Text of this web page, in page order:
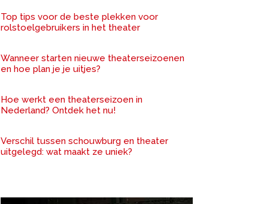
Top tips voor de beste plekken voor
rolstoelgebruikers in het theater
Wanneer starten nieuwe theaterseizoenen
en hoe plan je je uitjes?
Hoe werkt een theaterseizoen in
Nederland? Ontdek het nu!
Verschil tussen schouwburg en theater
uitgelegd: wat maakt ze uniek?